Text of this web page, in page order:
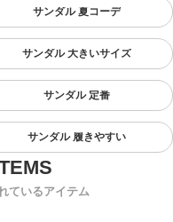
サンダル 夏コーデ
サンダル 大きいサイズ
サンダル 定番
サンダル 履きやすい
ているアイテム